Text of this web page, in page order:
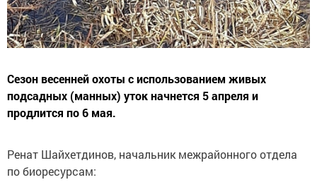
Сезон весенней охоты с использованием живых
подсадных (манных) уток начнется 5 апреля и
продлится по 6 мая.
Ренат Шайхетдинов, начальник межрайонного отдела
по биоресурсам: